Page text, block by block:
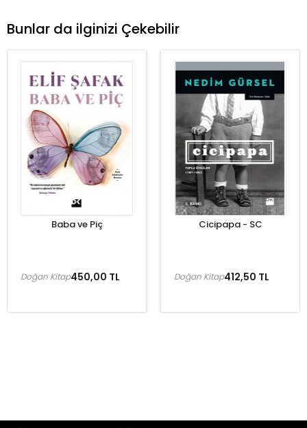
Bunlar da ilginizi Çekebilir
Baba ve Piç
450,00 TL
Doğan Kitap
Cicipapa - SC
412,50 TL
Doğan Kitap